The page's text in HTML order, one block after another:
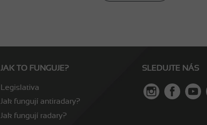
JAK TO FUNGUJE?
Legislativa
Jak fungují antiradary?
Jak fungují radary?
SLEDUJTE NÁS